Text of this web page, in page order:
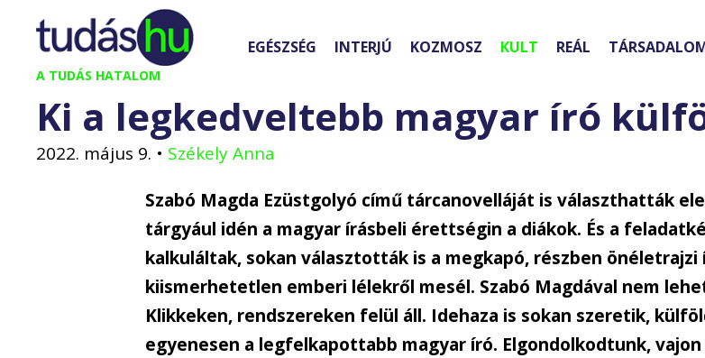
Kilépés
tartalomba
A TUDÁS HATALOM
EGÉSZSÉG INTERJÚ KOZMOSZ KULT REÁL
Ki a legkedveltebb magyar író
2022. május 9. • Székely Anna
Szabó Magda Ezüstgolyó című tárcanovelláját is választhatták
tárgyául idén a magyar írásbeli érettségin a diákok. És a
kalkuláltak, sokan választották is a megkapó, részben önéletrajzi
kiismerhetetlen emberi lélekről mesél. Szabó Magdával nem
Klikkeken, rendszereken felül áll. Idehaza is sokan szeretik,
egyenesen a legfelkapottabb magyar író. Elgondolkodtunk,